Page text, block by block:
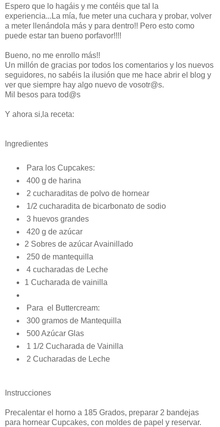
Espero que lo hagáis y me contéis que tal la
experiencia...La mía, fue meter una cuchara y probar, volver
a meter llenándola más y para dentro!! Pero esto como
puede estar tan bueno porfavor!!!!
Bueno, no me enrollo más!!
Un millón de gracias por todos los comentarios y los nuevos
seguidores, no sabéis la ilusión que me hace abrir el blog y
ver que siempre hay algo nuevo de vosotr@s.
Mil besos para tod@s
Y ahora si,la receta:
Ingredientes
Para los Cupcakes:
400 g de harina
2 cucharaditas de polvo de hornear
1/2 cucharadita de bicarbonato de sodio
3 huevos grandes
420 g de azúcar
2 Sobres de azúcar Avainillado
250 de mantequilla
4 cucharadas de Leche
1 Cucharada de vainilla
Para el Buttercream:
300 gramos de Mantequilla
500 Azúcar Glas
1 1/2 Cucharada de Vainilla
2 Cucharadas de Leche
Instrucciones
Precalentar el horno a 185 Grados, preparar 2 bandejas
para hornear Cupcakes, con moldes de papel y reservar.